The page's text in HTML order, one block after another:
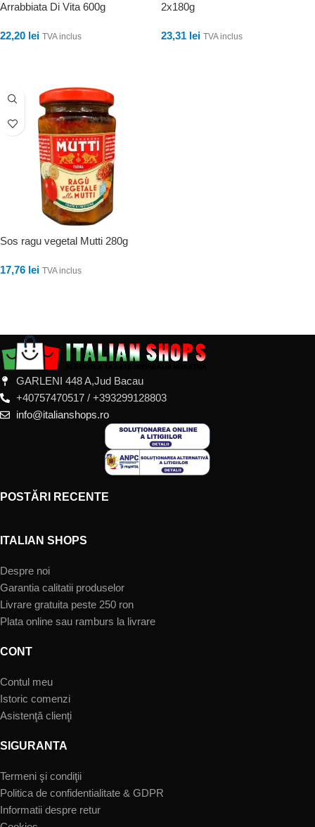
Arrabbiata Di Vita 600g
22,20 lei TVA inclus
2x180g
23,31 lei TVA inclus
Sos ragu vegetal Mutti 280g
17,76 lei TVA inclus
GARLENI 448 A,Jud Bacau
+40757470517 / +393299128803
info@italianshops.ro
POSTĂRI RECENTE
ITALIAN SHOPS
Despre noi
Garantia calitatii produselor
Livrare gratuita peste 250 ron
Plata online sau ramburs la livrare
CONT
Contul meu
Istoric comenzi
Asistenţă clienţi
SIGURANTA
Termeni şi condiţii
Politica de confidentialitate & GDPR
Informatii despre retur